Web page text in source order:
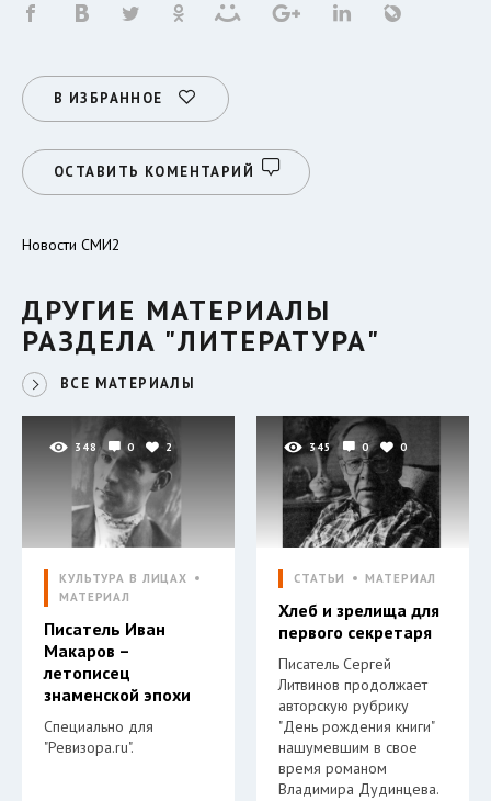
В ИЗБРАННОЕ
ОСТАВИТЬ КОМЕНТАРИЙ
Новости СМИ2
ДРУГИЕ МАТЕРИАЛЫ
РАЗДЕЛА "ЛИТЕРАТУРА"
ВСЕ МАТЕРИАЛЫ
348 0 2
КУЛЬТУРА В ЛИЦАХ
МАТЕРИАЛ
Писатель Иван
Макаров –
летописец
знаменской эпохи
Специально для
"Ревизора.ru".
345 0 0
СТАТЬИ МАТЕРИАЛ
Хлеб и зрелища для
первого секретаря
Писатель Сергей
Литвинов продолжает
авторскую рубрику
"День рождения книги"
нашумевшим в свое
время романом
Владимира Дудинцева.